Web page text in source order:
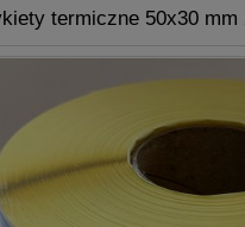
termiczne 50x30